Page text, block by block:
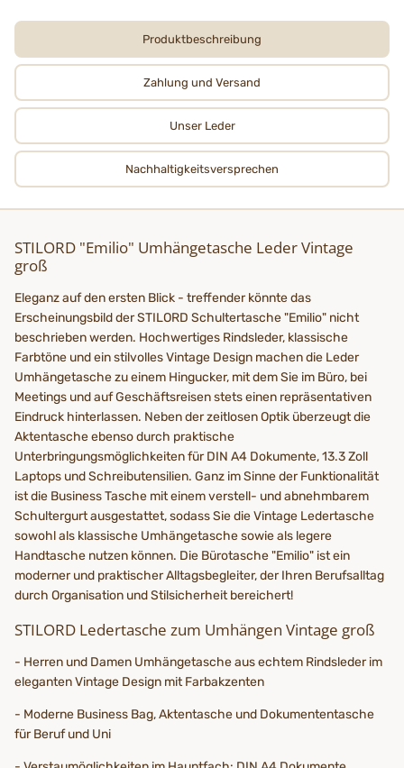
Produktbeschreibung
Zahlung und Versand
Unser Leder
Nachhaltigkeits­­­versprechen
STILORD "Emilio" Umhängetasche Leder Vintage
groß
Eleganz auf den ersten Blick - treffender könnte das
Erscheinungsbild der STILORD Schultertasche "Emilio" nicht
beschrieben werden. Hochwertiges Rindsleder, klassische
Farbtöne und ein stilvolles Vintage Design machen die Leder
Umhängetasche zu einem Hingucker, mit dem Sie im Büro, bei
Meetings und auf Geschäftsreisen stets einen repräsentativen
Eindruck hinterlassen. Neben der zeitlosen Optik überzeugt die
Aktentasche ebenso durch praktische
Unterbringungsmöglichkeiten für DIN A4 Dokumente, 13.3 Zoll
Laptops und Schreibutensilien. Ganz im Sinne der Funktionalität
ist die Business Tasche mit einem verstell- und abnehmbarem
Schultergurt ausgestattet, sodass Sie die Vintage Ledertasche
sowohl als klassische Umhängetasche sowie als legere
Handtasche nutzen können. Die Bürotasche "Emilio" ist ein
moderner und praktischer Alltagsbegleiter, der Ihren Berufsalltag
durch Organisation und Stilsicherheit bereichert!
STILORD Ledertasche zum Umhängen Vintage groß
- Herren und Damen Umhängetasche aus echtem Rindsleder im
eleganten Vintage Design mit Farbakzenten
- Moderne Business Bag, Aktentasche und Dokumententasche
für Beruf und Uni